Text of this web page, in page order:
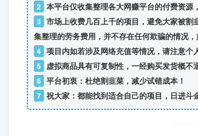
2 本平台仅收集整理各大网赚平台的付费资源
3 市场上收费几百上千的项目，避免大家被
集整理的劳务费用，并不存在任何欺骗的情况
4 项目内如若涉及网络充值等情况，请注意个
5
虚拟商品具有可复制性，一经购买发货概不
6 平台初衷：杜绝割韭菜，减少试错成本！
7 祝大家：都能找到适合自己的项目，日进斗